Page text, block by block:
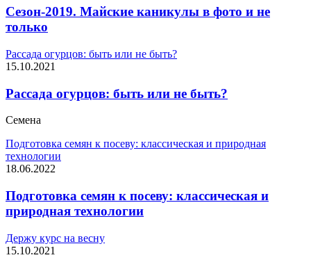
Сезон-2019. Майские каникулы в фото и не
только
Рассада огурцов: быть или не быть?
15.10.2021
Рассада огурцов: быть или не быть?
Семена
Подготовка семян к посеву: классическая и природная
технологии
18.06.2022
Подготовка семян к посеву: классическая и
природная технологии
Держу курс на весну
15.10.2021